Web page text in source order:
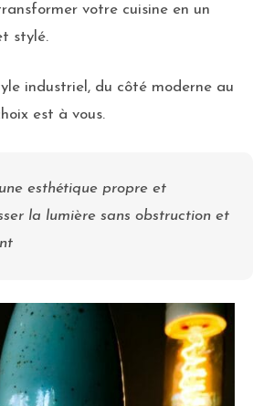
votre cuisine en un
stylé.
industriel, du côté moderne au
est à vous.
esthétique propre et
la lumière sans obstruction et